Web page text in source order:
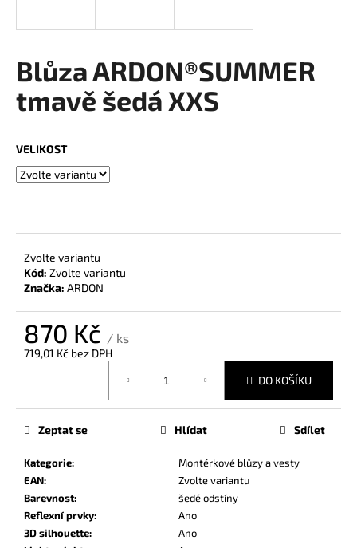
Blůza ARDON®SUMMER
tmavě šedá XXS
VELIKOST
Zvolte variantu
Kód: Zvolte variantu
Značka: ARDON
870 Kč / ks
719,01 Kč bez DPH
DO KOŠÍKU
Kategorie:
Montérkové blůzy a vesty
EAN:
Zvolte variantu
Barevnost:
šedé odstíny
Reflexní prvky:
Ano
3D silhouette:
Ano
Zeptat se Hlídat Sdílet
í
t
?
HLEDAT
D
o
p
o
e
m